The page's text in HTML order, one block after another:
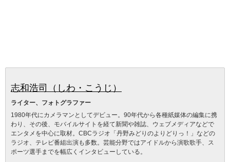
志和浩司（しわ・こうじ）
ライター、フォトグラファー
1980年代にカメラマンとしてデビュー。90年代から各種紙媒体の編集に携
わり、その後、モバイルサイトを経て新聞や雑誌、ウェブメディアなどで
エンタメを中心に取材。CBCラジオ「丹野みどりのよりどりっ！」などの
ラジオ、テレビ番組出演も多数。芸能分野ではアイドルから演歌歌手、ス
ポーツ選手までを幅広くインタビューしている。